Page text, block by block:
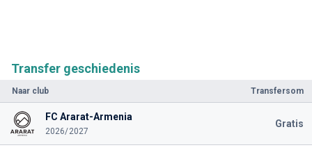
Transfer geschiedenis
Naar club Transfersom
FC Ararat-Armenia
2026/2027
Gratis